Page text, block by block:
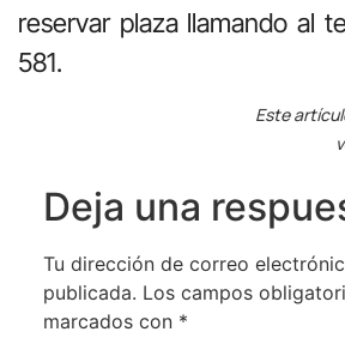
reservar plaza llamando al
581.
Este
Deja una
Tu dirección de correo
publicada. Los campos
marcados con *